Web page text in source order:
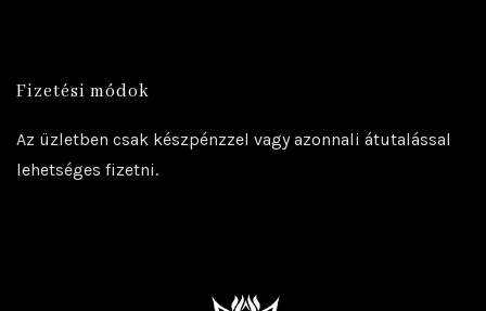
Fizetési módok
Az üzletben csak készpénzzel vagy azonnali átutalással
lehetséges fizetni.